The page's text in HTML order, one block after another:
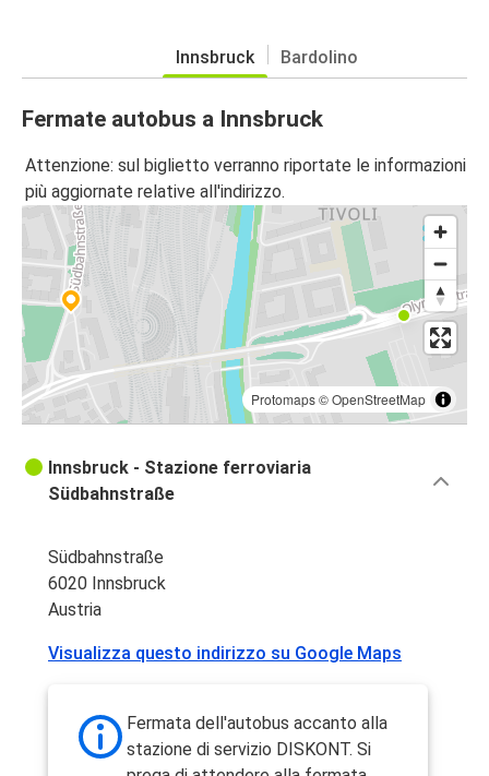
Innsbruck Bardolino
Fermate autobus a Innsbruck
Attenzione: sul biglietto verranno riportate le informazioni
più aggiornate relative all'indirizzo.
Protomaps©OpenStreetMap
Innsbruck - Stazione ferroviaria
Südbahnstraße
Südbahnstraße
6020 Innsbruck
Austria
Visualizza questo indirizzo su Google Maps
Fermata dell'autobus accanto alla
stazione di servizio DISKONT. Si